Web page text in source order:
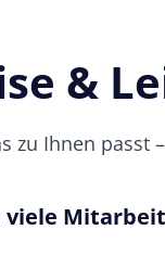
&
zu Ihnen
viele